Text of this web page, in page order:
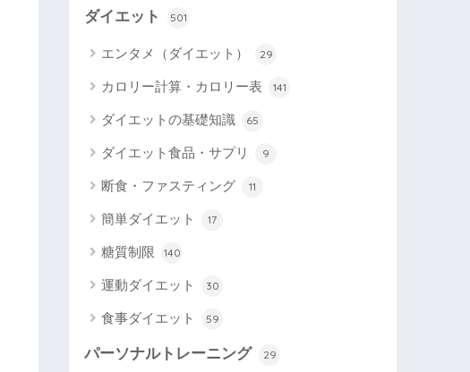
ダイエット 501
エンタメ（ダイエット） 29
カロリー計算・カロリー表 141
ダイエットの基礎知識 65
ダイエット食品・サプリ 9
断食・ファスティング 11
簡単ダイエット 17
糖質制限 140
運動ダイエット 30
食事ダイエット 59
パーソナルトレーニング 29